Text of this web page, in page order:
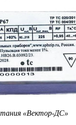
«Вектор-ДС»